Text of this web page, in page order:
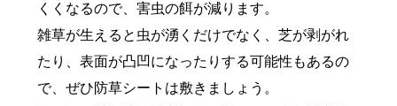
くくなるので、害虫の餌が減ります。
雑草が生えると虫が湧くだけでなく、芝が剥がれ
たり、表面が凸凹になったりする可能性もあるの
で、ぜひ防草シートは敷きましょう。